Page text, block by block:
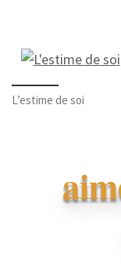
L’estime de soi